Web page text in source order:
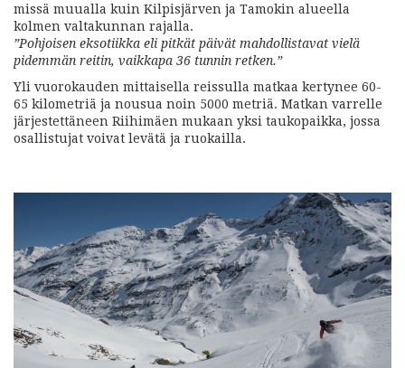
missä muualla kuin Kilpisjärven ja Tamokin alueella
kolmen valtakunnan rajalla.
”Pohjoisen eksotiikka eli pitkät päivät mahdollistavat vielä
pidemmän reitin, vaikkapa 36 tunnin retken.”
Yli vuorokauden mittaisella reissulla matkaa kertynee 60-
65 kilometriä ja nousua noin 5000 metriä. Matkan varrelle
järjestettäneen Riihimäen mukaan yksi taukopaikka, jossa
osallistujat voivat levätä ja ruokailla.